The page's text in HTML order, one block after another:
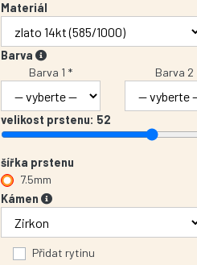
Materiál
Barva
Barva 1 *
Barva 2
velikost prstenu: 52
šířka prstenu
7.5mm
Kámen
Přidat rytinu